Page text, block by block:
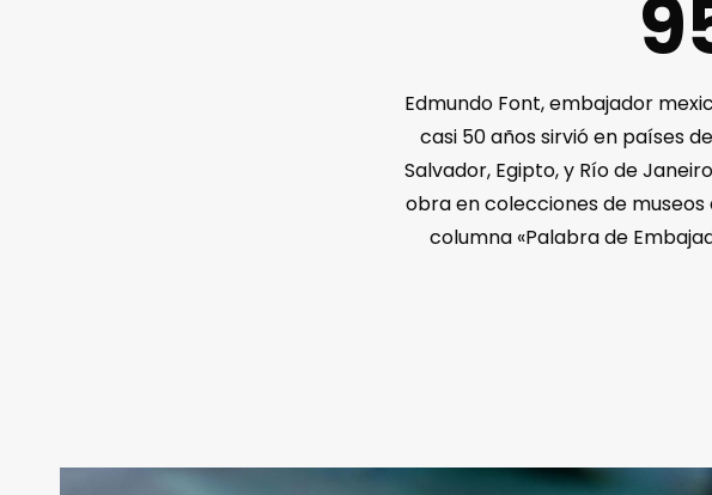
Edmundo Font, embajador
casi 50 años sirvió en países
Salvador, Egipto, y Río de
obra en colecciones de museos
columna «Palabra de